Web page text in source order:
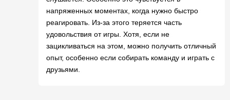
напряженных моментах, когда нужно быстро
реагировать. Из-за этого теряется часть
удовольствия от игры. Хотя, если не
зацикливаться на этом, можно получить отличный
опыт, особенно если собирать команду и играть с
друзьями.